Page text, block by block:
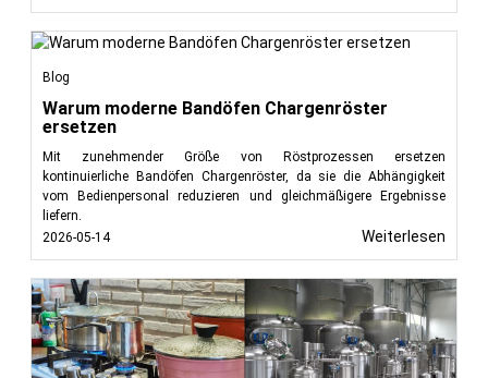
Blog
Warum moderne Bandöfen Chargenröster
ersetzen
Mit zunehmender Größe von Röstprozessen ersetzen
kontinuierliche Bandöfen Chargenröster, da sie die Abhängigkeit
vom Bedienpersonal reduzieren und gleichmäßigere Ergebnisse
liefern.
2026-05-14
Weiterlesen